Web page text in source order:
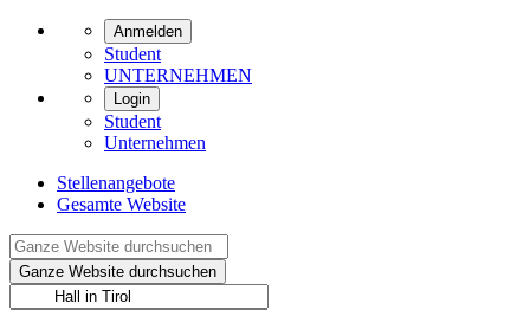
Anmelden
Student
UNTERNEHMEN
Login
Student
Unternehmen
Stellenangebote
Gesamte Website